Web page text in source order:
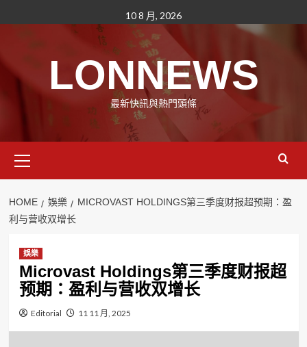
to
10 8 月, 2026
LONNEWS
最新快訊與熱門頭條
Menu
HOME 娛樂
MICROVAST HOLDINGS第三季度财报超预期：盈
利与营收双增长
娛樂
Microvast Holdings第三季度财报超
预期：盈利与营收双增长
Editorial 11 11 月, 2025